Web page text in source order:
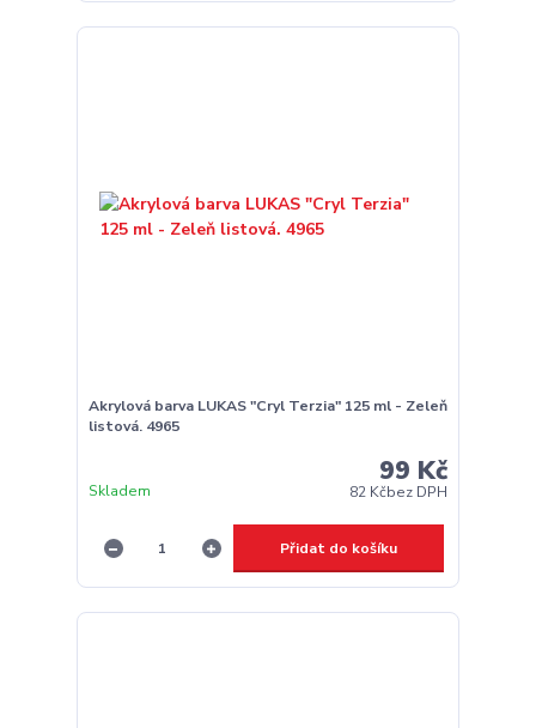
Akrylová barva LUKAS "Cryl Terzia" 125 ml - Zeleň
listová. 4965
99 Kč
82 Kčbez DPH
Skladem
Přidat do košíku